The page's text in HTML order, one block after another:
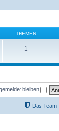
THEMEN
1
bleiben
Das Team